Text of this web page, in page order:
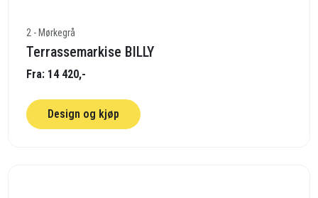
2 - Mørkegrå
Terrassemarkise BILLY
Fra: 14 420,-
Design og kjøp